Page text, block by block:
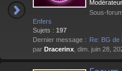
Sous-
Enfers
Sujets : 197
Dernier message : Re: BG de
par Dracerinx , dim. juin 28,